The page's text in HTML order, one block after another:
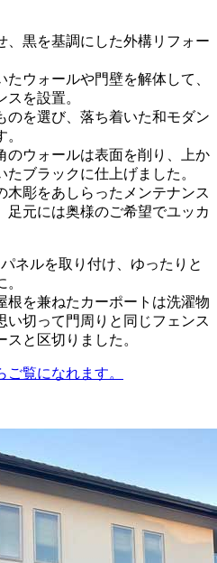
、黒を基調にした外構リフォー
ウォールや門壁を解体して、
を設置。
のを選び、落ち着いた和モダン
のウォールは表面を削り、上か
ブラックに仕上げました。
木彫をあしらったメンテナンス
足元には奥様のご希望でユッカ
ネルを取り付け、ゆったりと
根を兼ねたカーポートは洗濯物
い切って門周りと同じフェンス
と区切りました。
覧になれます。